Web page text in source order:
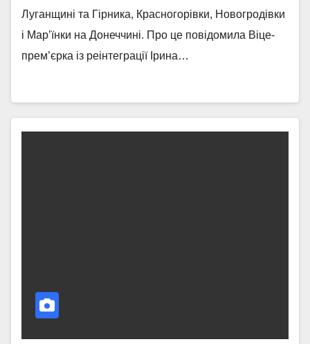
Луганщині та Гірника, Красногорівки, Новогродівки
і Мар’їнки на Донеччині. Про це повідомила Віце-
прем’єрка із реінтеграції Ірина…